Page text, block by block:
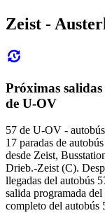
Zeist -
Próximas
de U-OV
57 de U-OV -
17 paradas de
desde Zeist,
Drieb.-Zeist (C).
llegadas del autobús
salida programada
completo del autobús